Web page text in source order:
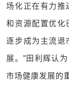
场化正在有力推
和资源配置优化
逐步成为主流退
展。”田利辉认
市场健康发展的